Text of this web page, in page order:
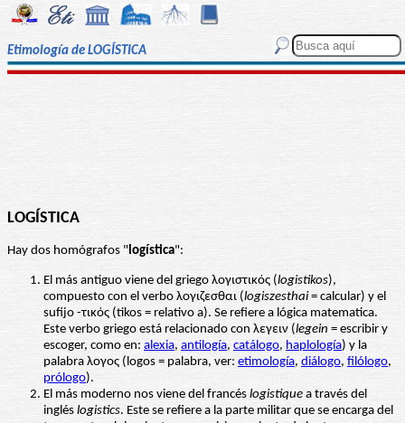
Etimología de LOGÍSTICA
LOGÍSTICA
Hay dos homógrafos "logística":
El más antiguo viene del griego λογιστικός (logistikos),
compuesto con el verbo λογιζεσθαι (logiszesthai = calcular) y el
sufijo -τικός (tikos = relativo a). Se refiere a lógica matematica.
Este verbo griego está relacionado con λεγειν (legein = escribir y
escoger, como en: alexia, antilogía, catálogo, haplología) y la
palabra λογος (logos = palabra, ver: etimología, diálogo, filólogo,
prólogo).
El más moderno nos viene del francés logistique a través del
inglés logistics. Este se refiere a la parte militar que se encarga del